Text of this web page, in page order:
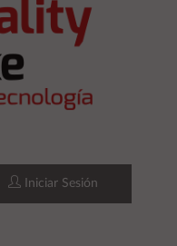
Iniciar Sesión